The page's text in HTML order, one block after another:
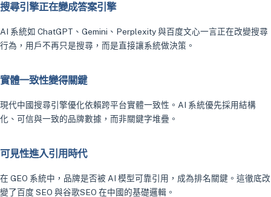
搜尋引擎正在變成答案引擎
AI 系統如 ChatGPT、Gemini、Perplexity 與百度文心一言正在改變搜尋
行為，用戶不再只是搜尋，而是直接讓系統做決策。
實體一致性變得關鍵
現代中國搜尋引擎優化依賴跨平台實體一致性。AI 系統優先採用結構
化、可信與一致的品牌數據，而非關鍵字堆疊。
可見性進入引用時代
在 GEO 系統中，品牌是否被 AI 模型可靠引用，成為排名關鍵。這徹底改
變了百度 SEO 與谷歌SEO 在中國的基礎邏輯。